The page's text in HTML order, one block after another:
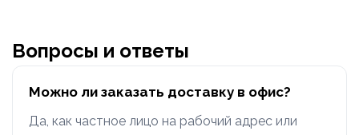
Вопросы и ответы
Можно ли заказать доставку в офис?
Да, как частное лицо на рабочий адрес или